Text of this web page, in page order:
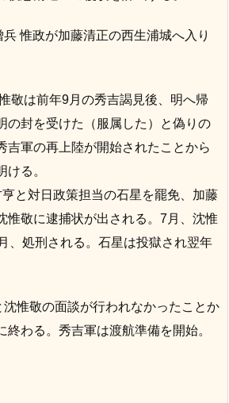
惟政が加藤清正の西生浦城へ入り
敬は前年9月の秀吉謁見後、明へ帰
の封を受けた（服属した）と偽りの
吉軍の再上陸が開始されたことから
る。
と対日政策担当の石星を罷免、加藤
惟敬に逮捕状が出される。7月、沈惟
、処刑される。石星は投獄され翌年
惟敬の面談が行われなかったことか
終わる。秀吉軍は渡航準備を開始。